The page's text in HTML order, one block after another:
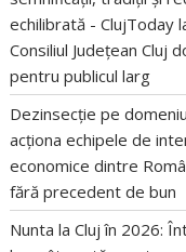
echilibrată - ClujToday
Consiliul Județean Cluj
pentru publicul larg
Dezinsecție pe
acționa echipele de
economice dintre
fără precedent de bun
Nunta la Cluj în 2026: